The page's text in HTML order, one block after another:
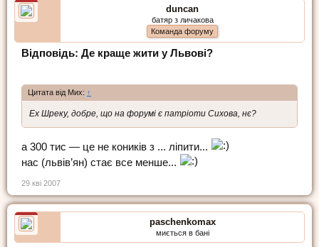
duncan
батяр з личакова
Команда форуму
Відповідь: Де краще жити у Львові?
Цитата від Мих: ↑
Ех Шреку, добре, що на форумі є патріоти Сихова, нє?
а 300 тис — це не коників з ... ліпити...
нас (львів’ян) стає все менше...
29 кві 2007
paschenkomax
миється в бані